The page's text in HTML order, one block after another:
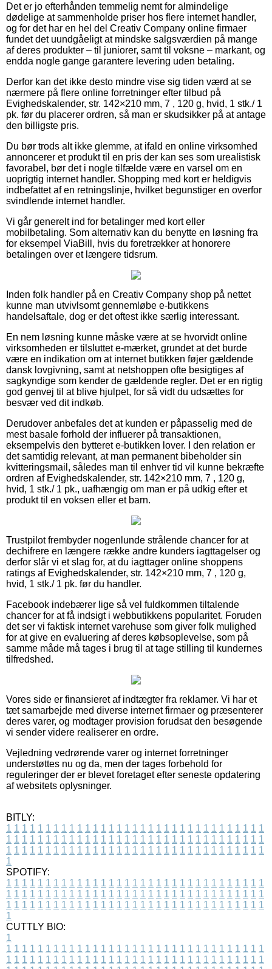
Det er jo efterhånden temmelig nemt for almindelige
dødelige at sammenholde priser hos flere internet handler,
og for det har en hel del Creativ Company online firmaer
fundet det uundgåeligt at mindske salgsværdien på mange
af deres produkter – til juniorer, samt til voksne – markant, og
endda nogle gange garantere levering uden betaling.
Derfor kan det ikke desto mindre vise sig tiden værd at se
nærmere på flere online forretninger efter tilbud på
Evighedskalender, str. 142×210 mm, 7 , 120 g, hvid, 1 stk./ 1
pk. før du placerer ordren, så man er skudsikker på at antage
den billigste pris.
Du bør trods alt ikke glemme, at ifald en online virksomhed
annoncerer et produkt til en pris der kan ses som urealistisk
favorabel, bør det i nogle tilfælde være en varsel om en
uoprigtig internet handler. Shopping med kort er heldigvis
indbefattet af en retningslinje, hvilket begunstiger en overfor
svindlende internet handler.
Vi går generelt ind for betalinger med kort eller
mobilbetaling. Som alternativ kan du benytte en løsning fra
for eksempel ViaBill, hvis du foretrækker at honorere
betalingen over et længere tidsrum.
Inden folk handler på en Creativ Company shop på nettet
kunne man utvivlsomt gennemløbe e-butikkens
handelsaftale, dog er det oftest ikke særlig interessant.
En nem løsning kunne måske være at se hvorvidt online
virksomheden er tilsluttet e-mærket, grundet at det burde
være en indikation om at internet butikken føjer gældende
dansk lovgivning, samt at netshoppen ofte besigtiges af
sagkyndige som kender de gældende regler. Det er en rigtig
god genvej til at blive hjulpet, for så vidt du udsættes for
besvær ved dit indkøb.
Derudover anbefales det at kunden er påpasselig med de
mest basale forhold der influerer på transaktionen,
eksempelvis den bytteret e-butikken lover. I den relation er
det samtidig relevant, at man permanent bibeholder sin
kvitteringsmail, således man til enhver tid vil kunne bekræfte
ordren af Evighedskalender, str. 142×210 mm, 7 , 120 g,
hvid, 1 stk./ 1 pk., uafhængig om man er på udkig efter et
produkt til en voksen eller et barn.
Trustpilot frembyder nogenlunde strålende chancer for at
dechifrere en længere række andre kunders iagttagelser og
derfor slår vi et slag for, at du iagttager online shoppens
ratings af Evighedskalender, str. 142×210 mm, 7 , 120 g,
hvid, 1 stk./ 1 pk. før du handler.
Facebook indebærer lige så vel fuldkommen tiltalende
chancer for at få indsigt i webbutikkens popularitet. Foruden
det ser vi faktisk internet varehuse som giver folk mulighed
for at give en evaluering af deres købsoplevelse, som på
samme måde må tages i brug til at tage stilling til kundernes
tilfredshed.
Vores side er finansieret af indtægter fra reklamer. Vi har et
tæt samarbejde med diverse internet firmaer og præsenterer
deres varer, og modtager provision forudsat den besøgende
vi sender videre realiserer en ordre.
Vejledning vedrørende varer og internet forretninger
understøttes nu og da, men der tages forbehold for
reguleringer der er blevet foretaget efter seneste opdatering
af websitets oplysninger.
BITLY:
1 1 1 1 1 1 1 1 1 1 1 1 1 1 1 1 1 1 1 1 1 1 1 1 1 1 1 1 1 1 1 1 1
1 1 1 1 1 1 1 1 1 1 1 1 1 1 1 1 1 1 1 1 1 1 1 1 1 1 1 1 1 1 1 1 1
1 1 1 1 1 1 1 1 1 1 1 1 1 1 1 1 1 1 1 1 1 1 1 1 1 1 1 1 1 1 1 1 1
1
SPOTIFY:
1 1 1 1 1 1 1 1 1 1 1 1 1 1 1 1 1 1 1 1 1 1 1 1 1 1 1 1 1 1 1 1 1
1 1 1 1 1 1 1 1 1 1 1 1 1 1 1 1 1 1 1 1 1 1 1 1 1 1 1 1 1 1 1 1 1
1 1 1 1 1 1 1 1 1 1 1 1 1 1 1 1 1 1 1 1 1 1 1 1 1 1 1 1 1 1 1 1 1
1
CUTTLY BIO:
1
1 1 1 1 1 1 1 1 1 1 1 1 1 1 1 1 1 1 1 1 1 1 1 1 1 1 1 1 1 1 1 1 1
1 1 1 1 1 1 1 1 1 1 1 1 1 1 1 1 1 1 1 1 1 1 1 1 1 1 1 1 1 1 1 1 1